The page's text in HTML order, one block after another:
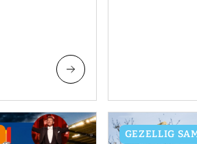
GEZELLIG